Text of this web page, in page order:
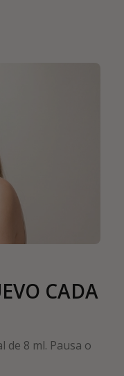
CADA
de 8 ml. Pausa o